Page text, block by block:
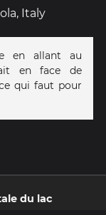
Italy
en allant au
en face de
qui faut pour
du lac